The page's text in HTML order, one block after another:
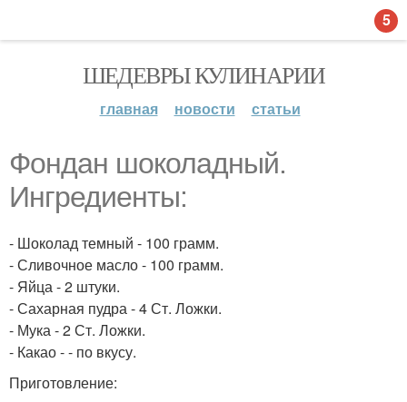
ШЕДЕВРЫ КУЛИНАРИИ
главная новости статьи
Фондан шоколадный.
Ингредиенты:
- Шоколад темный - 100 грамм.
- Сливочное масло - 100 грамм.
- Яйца - 2 штуки.
- Сахарная пудра - 4 Ст. Ложки.
- Мука - 2 Ст. Ложки.
- Какао - - по вкусу.
Приготовление:
5